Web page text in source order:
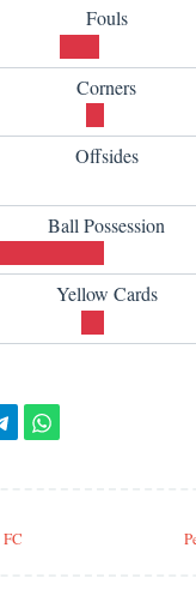
Fouls
Corners
Offsides
Ball Possession
Yellow Cards